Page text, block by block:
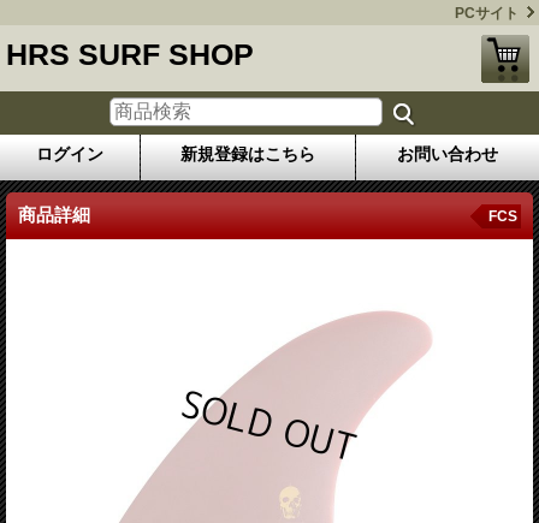
PCサイト
HRS SURF SHOP
ログイン 新規登録はこちら お問い合わせ
商品詳細 FCS